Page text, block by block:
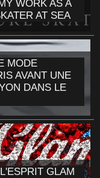
WORK AS A
AT SEA
MODE
AVANT UNE
DANS LE
GLAM